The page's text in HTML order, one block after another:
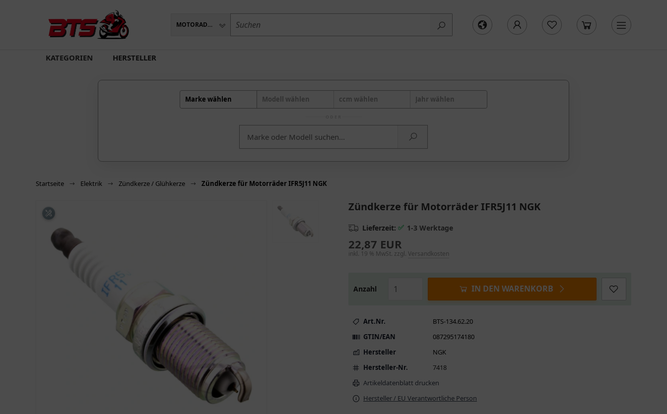
MOTORADTEILE
KATEGORIEN HERSTELLER
Marke wählen Modell wählen ccm wählen Jahr wählen
Startseite Elektrik Zündkerze / Glühkerze Zündkerze für Motorräder IFR5J11 NGK
Zündkerze für Motorräder IFR5J11 NGK
Lieferzeit: ✅ 1-3 Werktage
22,87 EUR
inkl. 19 % MwSt. zzgl. Versandkosten
Anzahl IN DEN WARENKORB
Art.Nr.
BTS-134.62.20
GTIN/EAN
087295174180
Hersteller
NGK
Hersteller-Nr.
7418
Artikeldatenblatt drucken
Hersteller / EU Verantwortliche Person